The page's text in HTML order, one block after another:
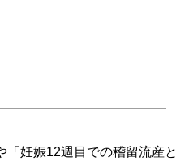
妊娠12週目での稽留流産と